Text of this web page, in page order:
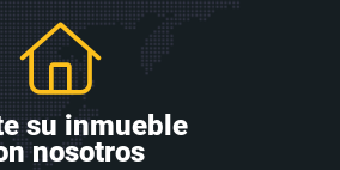
su inmueble
nosotros